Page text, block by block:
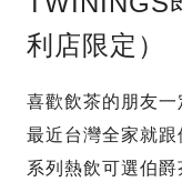
利店限定）
喜歡飲茶的朋友
最近台灣全家就
系列熱飲可選伯爵